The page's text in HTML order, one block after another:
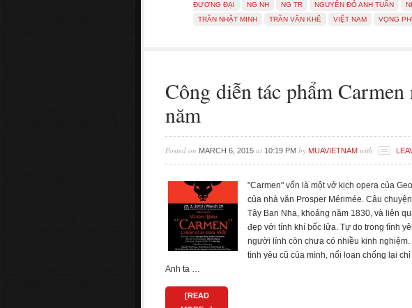
ĐƯƠNG ĐẠI
NG NH NG TR NGUYÊN ĐỖ ANH TUẤN
TRẦN NHẬT MINH
TRẦN VĂN KHÊ VIỆT NAM VỌNG
Công diễn tác phẩm
năm
Posted on MARCH 6, 2015 at 10:19 PM by MUAVIETNAM with
"Carmen" vốn là một vở kịch opera của
của nhà văn Prosper Mérimée. Câu
Tây Ban Nha, khoảng năm 1830, và liên
đẹp với tính khí bốc lửa. Tự do trong tình
người lính còn chưa có nhiều kinh
tình yêu cũ của mình, nổi loạn chống lại
Anh ta …
[READ